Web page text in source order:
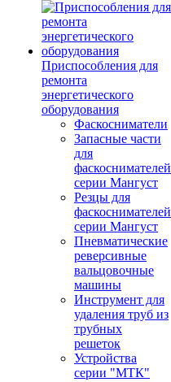
Приспособления для
ремонта
энергетического
оборудования
Фаскосниматели
Запасные части
для
фаскоснимателей
серии Мангуст
Резцы для
фаскоснимателей
серии Мангуст
Пневматические
реверсивные
вальцовочные
машины
Инструмент для
удаления труб из
трубных
решеток
Устройства
серии "МТК"